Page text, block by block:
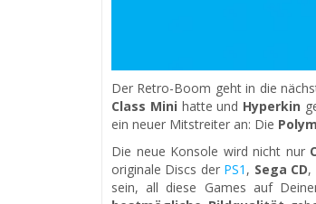
Der Retro-Boom geht in die
Class Mini hatte und Hyperkin
ein neuer Mitstreiter an: Die
Die neue Konsole wird nicht nur
originale Discs der PS1 , Sega CD,
sein, all diese Games auf